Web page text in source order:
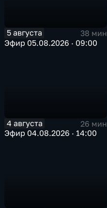
5 августа
38 мин
Эфир 05.08.2026 · 09:00
4 августа
26 мин
Эфир 04.08.2026 · 14:00